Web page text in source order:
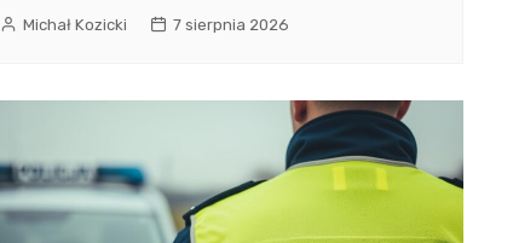
Michał Kozicki 7 sierpnia 2026